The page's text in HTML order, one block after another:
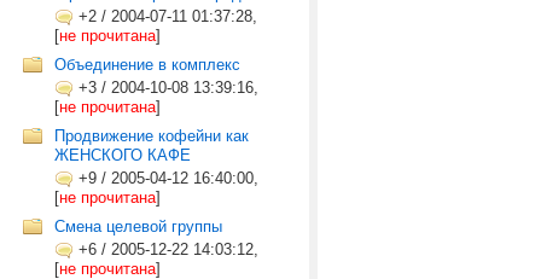
+2 / 2004-07-11 01:37:28,
[не прочитана]
Объединение в комплекс
+3 / 2004-10-08 13:39:16,
[не прочитана]
Продвижение кофейни как
ЖЕНСКОГО КАФЕ
+9 / 2005-04-12 16:40:00,
[не прочитана]
Смена целевой группы
+6 / 2005-12-22 14:03:12,
[не прочитана]